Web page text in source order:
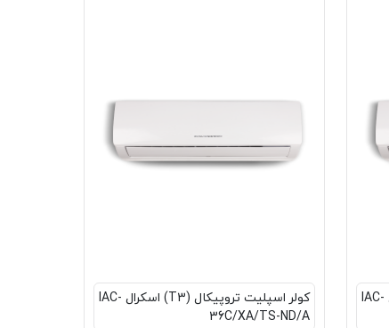
کولر اسپلیت تروپیکال (T3) اسکرال IAC-
کولر اسپلیت تروپیکال (T3) اسکرال IAC-
36C/XA/TS-ND/A